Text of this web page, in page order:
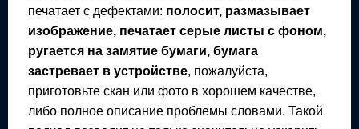
печатает с дефектами: полосит, размазывает
изображение, печатает серые листы с фоном,
ругается на замятие бумаги, бумага
застревает в устройстве, пожалуйста,
приготовьте скан или фото в хорошем качестве,
либо полное описание проблемы словами. Такой